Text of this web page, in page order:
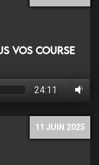
vos course
24:11
11 JUIN 2025